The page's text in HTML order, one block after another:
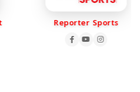
Reporter Sports